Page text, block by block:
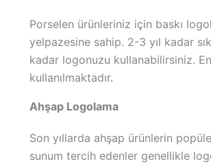
Porselen ürünleriniz için baskı
yelpazesine sahip. 2-3 yıl kadar
kadar logonuzu kullanabilirsiniz.
kullanılmaktadır.
Ahşap Logolama
Son yıllarda ahşap ürünlerin
sunum tercih edenler genellikle